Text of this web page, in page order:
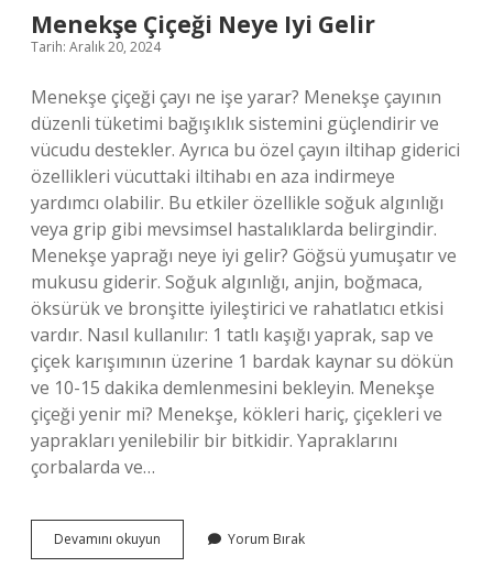
Menekşe Çiçeği Neye Iyi Gelir
Tarih: Aralık 20, 2024
Menekşe çiçeği çayı ne işe yarar? Menekşe çayının
düzenli tüketimi bağışıklık sistemini güçlendirir ve
vücudu destekler. Ayrıca bu özel çayın iltihap giderici
özellikleri vücuttaki iltihabı en aza indirmeye
yardımcı olabilir. Bu etkiler özellikle soğuk algınlığı
veya grip gibi mevsimsel hastalıklarda belirgindir.
Menekşe yaprağı neye iyi gelir? Göğsü yumuşatır ve
mukusu giderir. Soğuk algınlığı, anjin, boğmaca,
öksürük ve bronşitte iyileştirici ve rahatlatıcı etkisi
vardır. Nasıl kullanılır: 1 tatlı kaşığı yaprak, sap ve
çiçek karışımının üzerine 1 bardak kaynar su dökün
ve 10-15 dakika demlenmesini bekleyin. Menekşe
çiçeği yenir mi? Menekşe, kökleri hariç, çiçekleri ve
yaprakları yenilebilir bir bitkidir. Yapraklarını
çorbalarda ve…
Devamını okuyun Menekşe
Çiçeği
Yorum Bırak